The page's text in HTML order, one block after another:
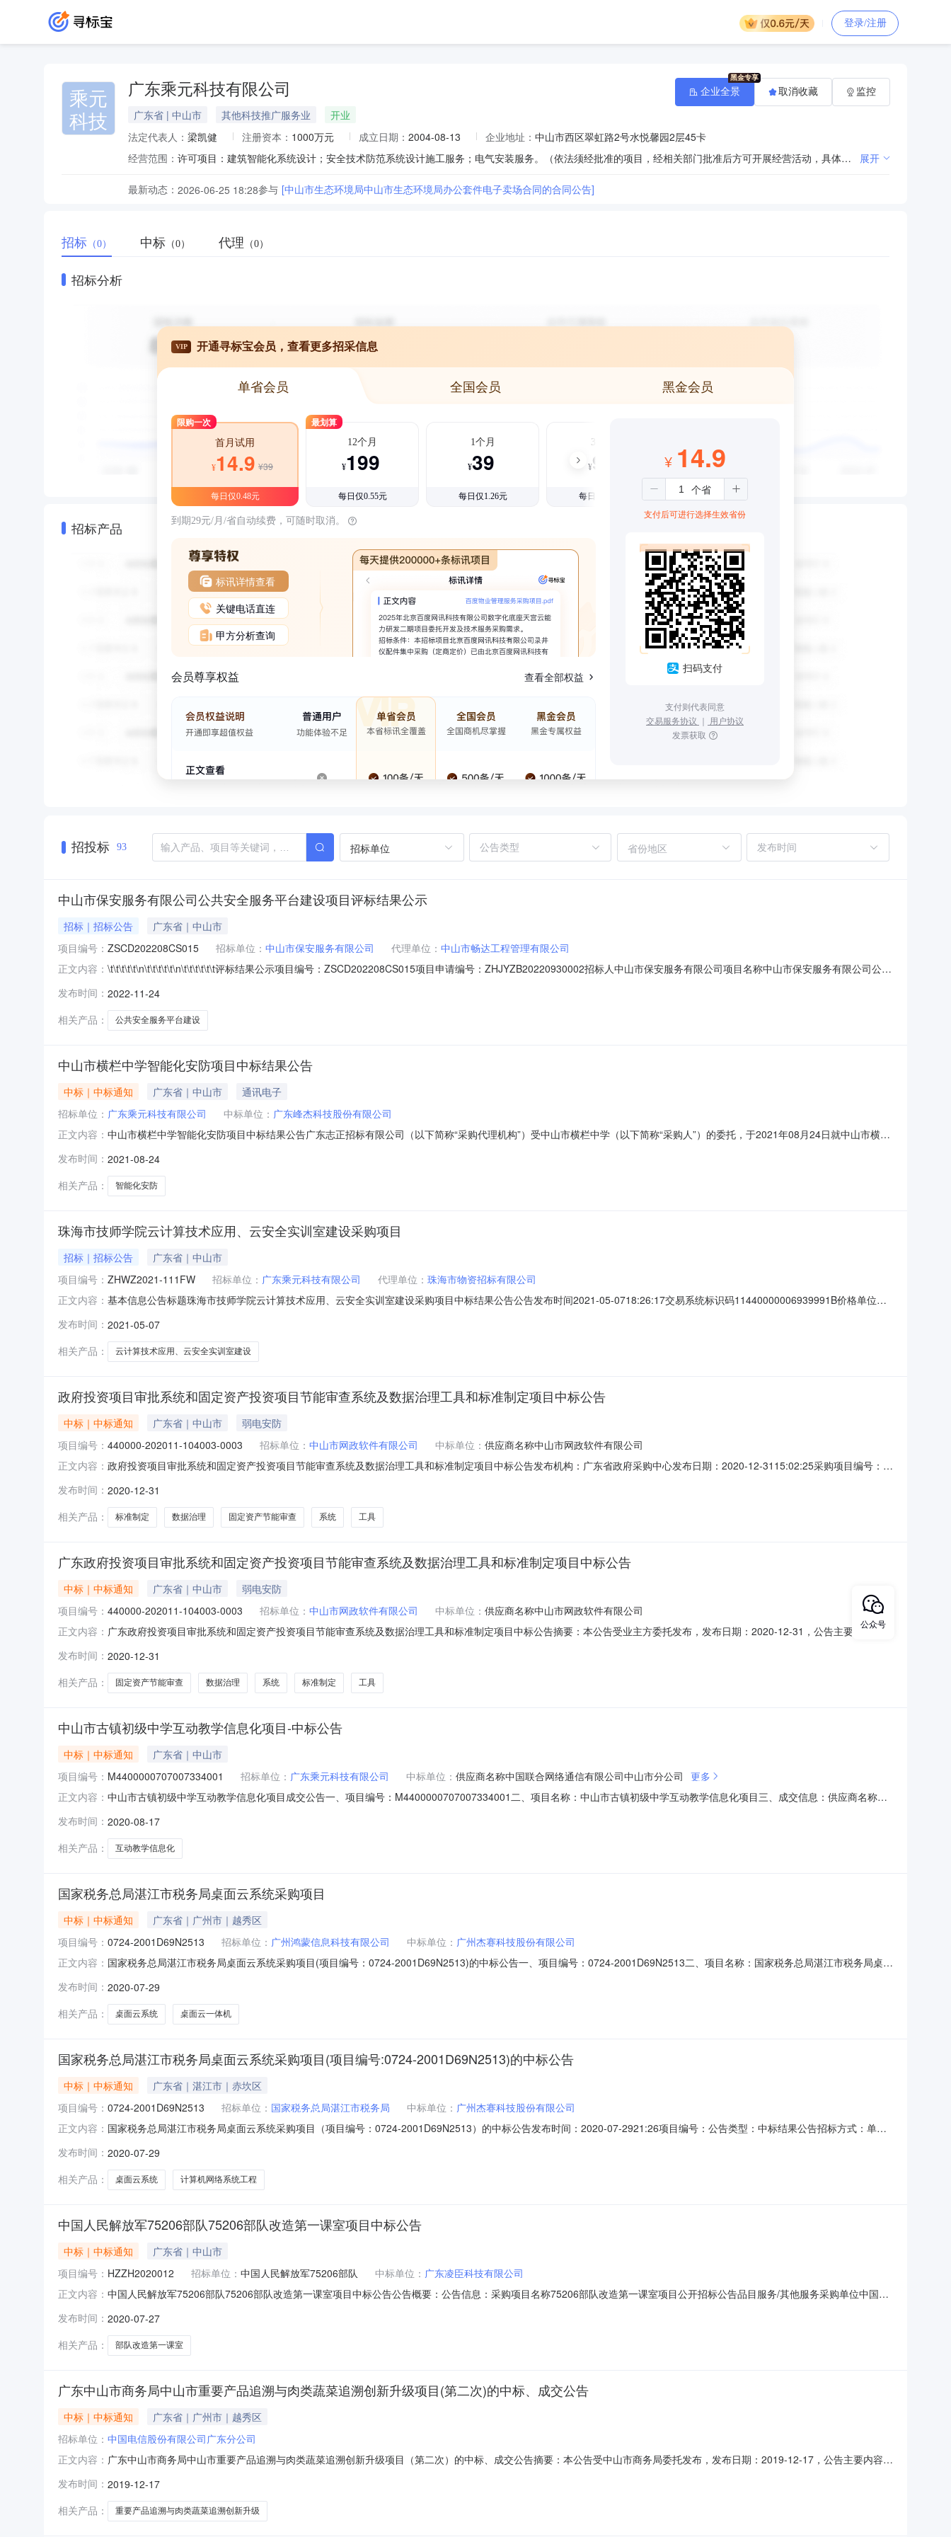
登录/注册
乘元
科技
广东乘元科技有限公司
广东省 | 中山市 其他科技推广服务业
开业
法定代表人： 梁凯健 注册资本： 1000万元 成立日期： 2004-08-13 企业地址： 中山市西区翠虹路2号水悦馨园2层45卡
经营范围：
许可项目：建筑智能化系统设计；安全技术防范系统设计施工服务；电气安装服务。（依法须经批准的项目，经相关部门批准后方可开展经营活动，具体经营项目以相关部门批准文件或许可证件为准）一般项目：专业设计服务；数字文化创意软件开发；计算机软硬件及辅助设备零售；工业自动控制系统装置销售；工业控制计算机及系统销售；信息安全设备销售；物联网设备销售；电子产品销售；云计算设备销售；数字视频监控系统销售；智能输配电及控制设备销售；电池销售；软件销售；信息系统集成服务；人工智能行业应用系统集成服务；云计算装备技术服务；数据处理和存储支持服务；地理遥感信息服务；信息系统运行维护服务；信息技术咨询服务；软件外包服务。（除依法须经批准的项目外，凭营业执照依法自主开展经营活动） 展开
最新动态： 2026-06-25 18:28参与 [中山市生态环境局中山市生态环境局办公套件电子卖场合同的合同公告]
企业全景 取消收藏 监控
招标 （0） 中标 （0） 代理 （0）
招标分析
招标产品
VIP 开通寻标宝会员，查看更多招采信息
单省会员 全国会员 黑金会员
限购一次
首月试用
¥14.9 ¥39
每日仅0.48元
最划算
12个月
¥199
每日仅0.55元
1个月
¥39
每日仅1.26元
3个月
¥99
每日仅1.08元
到期29元/月/省自动续费，可随时取消。
标讯详情查看
关键电话直连
甲方分析查询
会员尊享权益 查看全部权益
¥ 14.9
支付后可进行选择生效省份
扫码支付
支付则代表同意
交易服务协议 ｜ 用户协议
发票获取
招投标 93 招标单位 省份地区
中山市保安服务有限公司公共安全服务平台建设项目评标结果公示
招标｜招标公告
广东省｜中山市
项目编号： ZSCD202208CS015 招标单位： 中山市保安服务有限公司 代理单位： 中山市畅达工程管理有限公司
正文内容： \t\t\t\t\t\n\t\t\t\t\t\n\t\t\t\t\t\t评标结果公示项目编号：ZSCD202208CS015项目申请编号：ZHJYZB20220930002招标人中山市保安服务有限公司项目名称中山市保安服务有限公司公共
司///2688514.00满足招标文件要求满足招标文件要求颜迪淼//2广东成域信息科技有限公司///2697913.00满足招标
发布时间： 2022-11-24
相关产品：
公共安全服务平台建设
中山市横栏中学智能化安防项目中标结果公告
中标｜中标通知 广东省｜中山市
通讯电子
招标单位： 广东乘元科技有限公司 中标单位： 广东峰杰科技股份有限公司
正文内容： 中山市横栏中学智能化安防项目中标结果公告广东志正招标有限公司（以下简称“采购代理机构”）受中山市横栏中学（以下简称“采购人”）的委托，于2021年08月24日就中山市横栏
市横栏中学智能化安防项目；三、采购项目预算金额（元）：500,000.00。四、采购方式：公开招标五、中标供应商1.中标供应商名称：广东峰杰科技股份有限公司2.法人代表：郑
松
发布时间： 2021-08-24
相关产品：
智能化安防
珠海市技师学院云计算技术应用、云安全实训室建设采购项目
招标｜招标公告
广东省｜中山市
项目编号： ZHWZ2021-111FW 招标单位： 广东乘元科技有限公司 代理单位： 珠海市物资招标有限公司
正文内容： 基本信息公告标题珠海市技师学院云计算技术应用、云安全实训室建设采购项目中标结果公告公告发布时间2021-05-0718:26:17交易系统标识码11440000006939991B价格单位元
训室建设采购项目中标（成交）供应商代码9144200066824171XP中标（成交）供应商名称广东凌臣科技有限公司中标（成交）供
发布时间： 2021-05-07
相关产品：
云计算技术应用、云安全实训室建设
政府投资项目审批系统和固定资产投资项目节能审查系统及数据治理工具和标准制定项目中标公告
中标｜中标通知 广东省｜中山市
弱电安防
项目编号： 440000-202011-104003-0003 招标单位： 中山市网政软件有限公司 中标单位： 供应商名称中山市网政软件有限公司
正文内容： 政府投资项目审批系统和固定资产投资项目节能审查系统及数据治理工具和标准制定项目中标公告发布机构：广东省政府采购中心发布日期：2020-12-3115:02:25采购项目编号：
编号、政府采购计划编号、采购计划备案文号等，如有）：440000-202011-104003-0003二、项目名称：政府投资项目审批系统和固定资产投资项目
发布时间： 2020-12-31
相关产品：
标准制定 数据治理 固定资产节能审查 系统 工具
广东政府投资项目审批系统和固定资产投资项目节能审查系统及数据治理工具和标准制定项目中标公告
中标｜中标通知 广东省｜中山市
弱电安防
项目编号： 440000-202011-104003-0003 招标单位： 中山市网政软件有限公司 中标单位： 供应商名称中山市网政软件有限公司
正文内容： 广东政府投资项目审批系统和固定资产投资项目节能审查系统及数据治理工具和标准制定项目中标公告摘要：本公告受业主方委托发布，发布日期：2020-12-31，公告主要内容为：
一、项目编号（或招标编号、政府采购计划编号、采购计划备案文号等，如有）：440000-202011-104003-0003二、项目名称：政府投资项目审批系统和固定资产投资项目节能审
查系统及数据治
发布时间： 2020-12-31
相关产品：
固定资产节能审查 数据治理 系统 标准制定 工具
中山市古镇初级中学互动教学信息化项目-中标公告
中标｜中标通知
广东省｜中山市
项目编号： M4400000707007334001 招标单位： 广东乘元科技有限公司 中标单位： 供应商名称中国联合网络通信有限公司中山市分公司 更多
正文内容： 中山市古镇初级中学互动教学信息化项目成交公告一、项目编号：M4400000707007334001二、项目名称：中山市古镇初级中学互动教学信息化项目三、成交信息：供应商名称中
数量总价1中山市古镇初级中学互动教学信息化项目//4套￥187,000.00元五、评审专家名单：评审委员会总人数：3人随机抽取专家名单：李思华、苏韶生、卢满怀采购人代表名
单：无六、
发布时间： 2020-08-17
相关产品：
互动教学信息化
国家税务总局湛江市税务局桌面云系统采购项目
中标｜中标通知
广东省｜广州市｜越秀区
项目编号： 0724-2001D69N2513 招标单位： 广州鸿蒙信息科技有限公司 中标单位： 广州杰赛科技股份有限公司
正文内容： 国家税务总局湛江市税务局桌面云系统采购项目(项目编号：0724-2001D69N2513)的中标公告一、项目编号：0724-2001D69N2513二、项目名称：国家税务总局湛江市税务局桌面
类序号标的名称品牌规格型号数量单价(人民币/元)1桌面云一体机华为FusionCube20001套(5个节点)￥1282000.002桌面云软件微云微云桌面
发布时间： 2020-07-29
相关产品：
桌面云系统 桌面云一体机
国家税务总局湛江市税务局桌面云系统采购项目(项目编号:0724-2001D69N2513)的中标公告
中标｜中标通知
广东省｜湛江市｜赤坎区
项目编号： 0724-2001D69N2513 招标单位： 国家税务总局湛江市税务局 中标单位： 广州杰赛科技股份有限公司
正文内容： 国家税务总局湛江市税务局桌面云系统采购项目（项目编号：0724-2001D69N2513）的中标公告发布时间：2020-07-2921:26项目编号：公告类型：中标结果公告招标方式：单一
市税务局桌面云系统采购项目品目工程/建筑安装工程/智能化安装工程/计算机网络系统工程采购单位国家税务总局湛江市税务局行政区域湛江市公告时间2020年07月29日18:47
发布时间： 2020-07-29
相关产品：
桌面云系统 计算机网络系统工程
中国人民解放军75206部队75206部队改造第一课室项目中标公告
中标｜中标通知
广东省｜中山市
项目编号： HZZH2020012 招标单位： 中国人民解放军75206部队 中标单位： 广东凌臣科技有限公司
正文内容： 中国人民解放军75206部队75206部队改造第一课室项目中标公告公告概要：公告信息：采购项目名称75206部队改造第一课室项目公开招标公告品目服务/其他服务采购单位中国人
（人民币）联系人及联系方式：项目联系人陈先生项目联系电话0752-2817938采购单位中国人民解放军75206部队采购单位地址广东省惠州市仲恺区陈江街道拥军路1号
发布时间： 2020-07-27
相关产品：
部队改造第一课室
广东中山市商务局中山市重要产品追溯与肉类蔬菜追溯创新升级项目(第二次)的中标、成交公告
中标｜中标通知
广东省｜广州市｜越秀区
招标单位： 中国电信股份有限公司广东分公司
正文内容： 广东中山市商务局中山市重要产品追溯与肉类蔬菜追溯创新升级项目（第二次）的中标、成交公告摘要：本公告受中山市商务局委托发布，发布日期：2019-12-17，公告主要内容
主：中山市商务局，招标编号：442000-201909-157-0047，公告类型：中标公告。广东宏茂建设管理有限公司受中山市商务局的委托，于2019年12月13日就中山市商务局中山市
重要产品追溯
发布时间： 2019-12-17
相关产品：
重要产品追溯与肉类蔬菜追溯创新升级
公众号